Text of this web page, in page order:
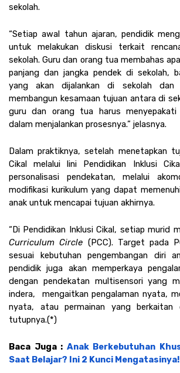
sekolah.
“Setiap awal tahun ajaran, pendidik
untuk melakukan diskusi terkait
sekolah. Guru dan orang tua membahas
panjang dan jangka pendek di sekolah,
yang akan dijalankan di sekolah
membangun kesamaan tujuan antara di
guru dan orang tua harus menyepakati
dalam menjalankan prosesnya.” jelasnya.
Dalam praktiknya, setelah menetapkan
Cikal melalui lini Pendidikan Inklusi
personalisasi pendekatan, melalui
modifikasi kurikulum yang dapat
anak untuk mencapai tujuan akhirnya.
“Di Pendidikan Inklusi Cikal, setiap murid
Curriculum Circle (PCC). Target pada
sesuai kebutuhan pengembangan diri
pendidik juga akan memperkaya
dengan pendekatan multisensori yang
indera,  mengaitkan pengalaman nyata,
nyata, atau permainan yang berkaitan
tutupnya.(*)
Baca Juga : Anak Berkebutuhan
Saat Belajar? Ini 2 Kunci Mengatasinya!